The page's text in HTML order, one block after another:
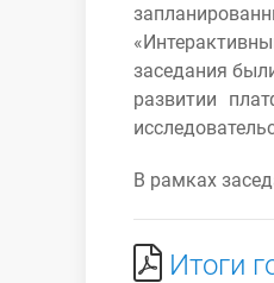
заседания
развитии
В рамках
Итоги